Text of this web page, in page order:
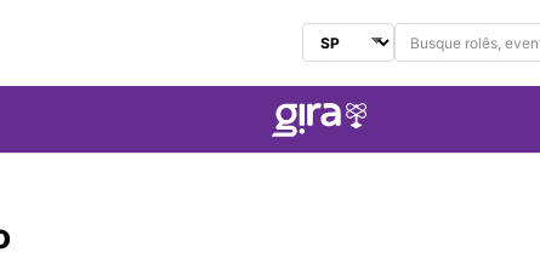
Selecionar Estado
Buscar no Gira